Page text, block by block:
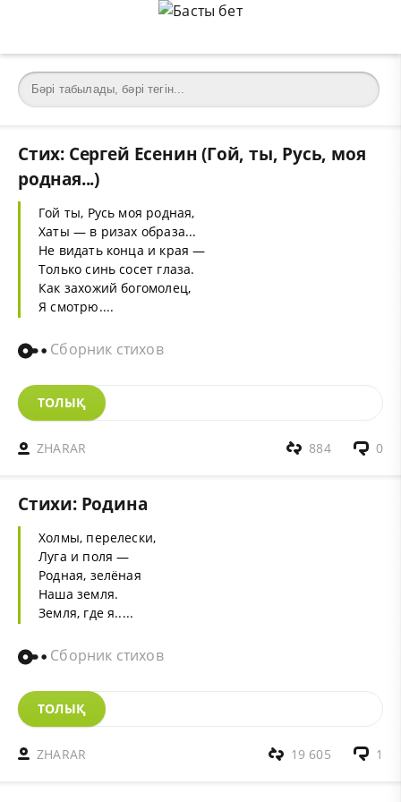
Стих: Сергей Есенин (Гой, ты, Русь, моя
родная...)
Гой ты, Русь моя родная,
Хаты — в ризах образа...
Не видать конца и края —
Только синь сосет глаза.
Как захожий богомолец,
Я смотрю....
Сборник стихов
ТОЛЫҚ
ZHARAR 0
884
Стихи: Родина
Холмы, перелески,
Луга и поля —
Родная, зелёная
Наша земля.
Земля, где я.....
Сборник стихов
ТОЛЫҚ
ZHARAR 1
19 605